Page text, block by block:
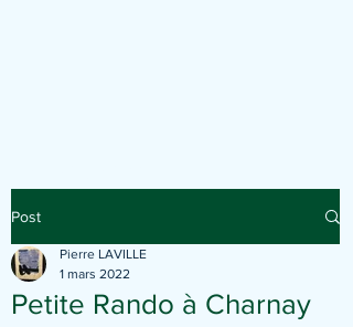
Post
Petite Rando à Charnay
Pierre LAVILLE
1 mars 2022